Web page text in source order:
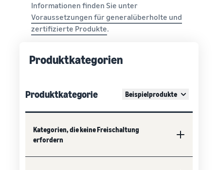
Informationen finden Sie unter
Voraussetzungen für generalüberholte und
zertifizierte Produkte.
Produktkategorien
Produktkategorie Beispielprodukte
Kategorien, die keine Freischaltung
erfordern